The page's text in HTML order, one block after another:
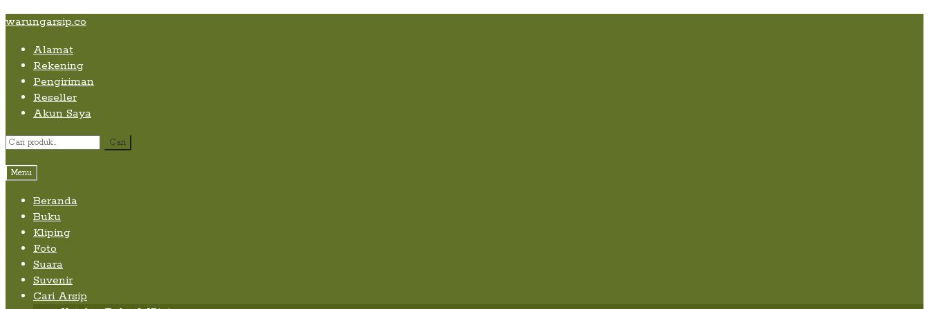
Skip
content
Skip
navigation
Skip
content
warungarsip.co
Alamat
Rekening
Pengiriman
Reseller
Akun Saya
Pencarian
Cari
Menu
Beranda
Buku
Kliping
Foto
Suara
Suvenir
Cari Arsip